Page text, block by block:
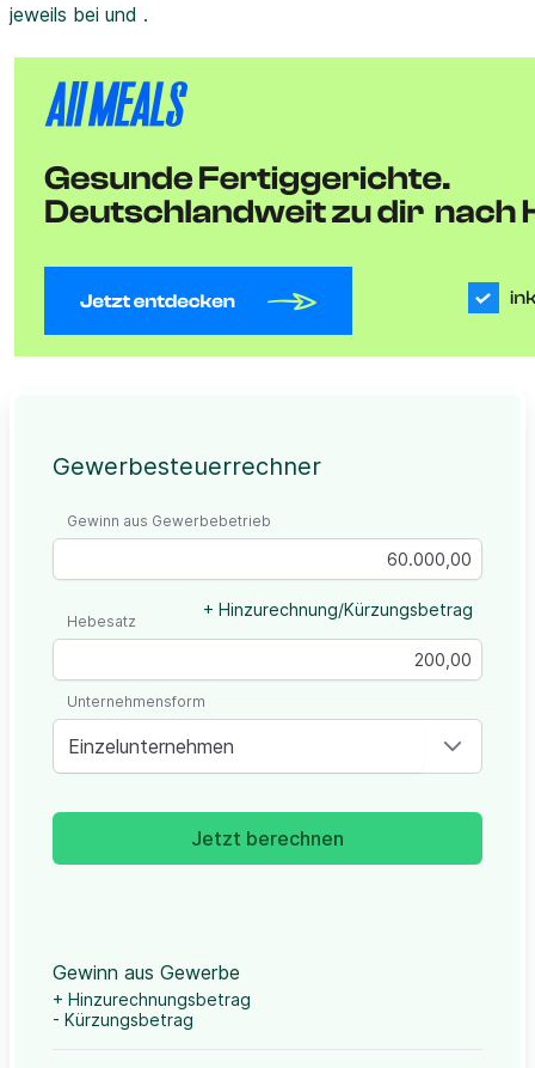
jeweils bei und .
Gewerbesteuerrechner
Gewinn aus Gewerbebetrieb
+ Hinzurechnung/Kürzungsbetrag
Hebesatz
Einzelunternehmen
Unternehmensform
Jetzt berechnen
Gewinn aus Gewerbe
+ Hinzurechnungsbetrag
- Kürzungsbetrag